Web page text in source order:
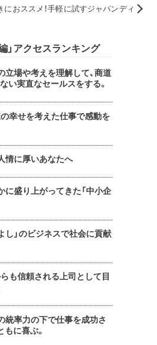
におススメ！手軽に試すジャパンディ
」アクセスランキング
立場や考えを理解して、商道
い実直なセールスをする。
幸せを考えた仕事で感動を
情に厚いあなたへ
に盛り上がってきた「中小企
し」のビジネスで社会に貢献
も信頼される上司として目
統率力の下で仕事を成功さ
もに喜ぶ。